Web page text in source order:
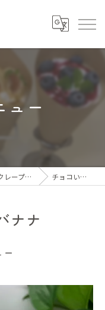
ュー
ープメニュー チョコいちごバナナ
ナナ